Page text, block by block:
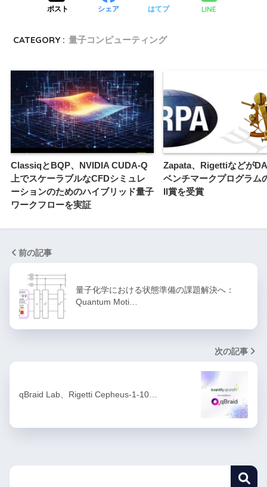
ポスト シェア はてブ LINE
CATEGORY : 量子コンピューティング
ClassiqとBQP、NVIDIA CUDA-Q
上でスケーラブルなCFDシミュレ
ーションのためのハイブリッド量子
ワークフローを実証
Zapata、Rigettiなどが
ベンチマークプログラム
II賞を受賞
前の記事
量子化学における状態準備の課題解決へ：
Quantum Moti…
次の記事
qBraid Lab、Rigetti Cepheus-1-10…